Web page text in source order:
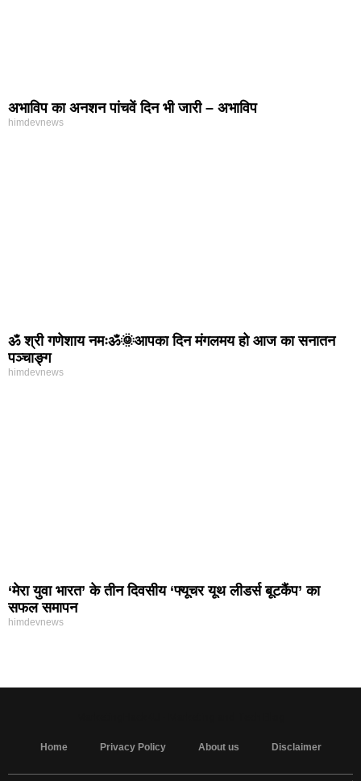
अभाविप का अनशन पांचवें दिन भी जारी – अभाविप
himdevnews
ॐ श्री गणेशाय नमःॐ🌞आपका दिन मंगलमय हो आज का सनातन
पञ्चाङ्ग
himdevnews
‘मेरा युवा भारत’ के तीन दिवसीय ‘फ्यूचर यूथ लीडर्स बूटकैंप’ का
सफल समापन
himdevnews
Home Privacy Policy About us Disclaimer